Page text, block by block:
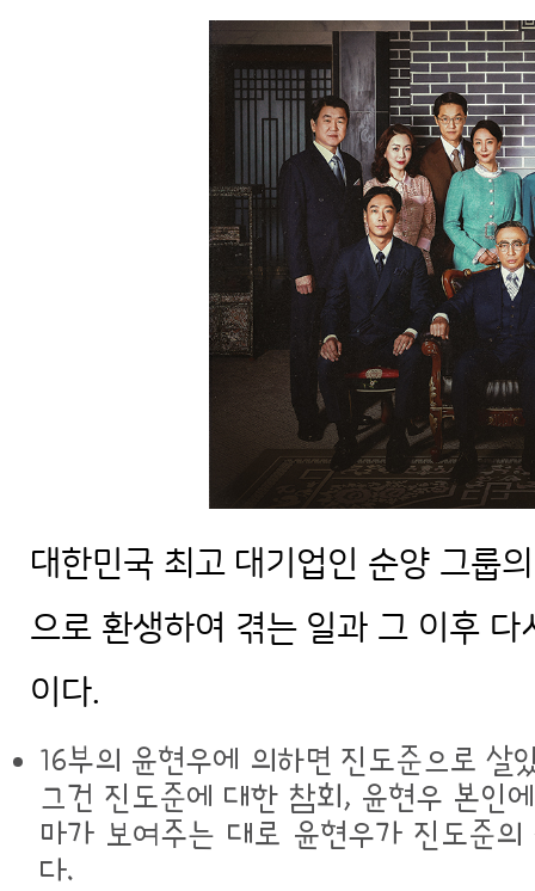
대한민국 최고 대기업인 순양 그룹
으로 환생하여 겪는 일과 그 이후
이다.
16부의 윤현우에 의하면 진도준으로 살
그건 진도준에 대한 참회, 윤현우 본인
마가 보여주는 대로 윤현우가 진도준
다.